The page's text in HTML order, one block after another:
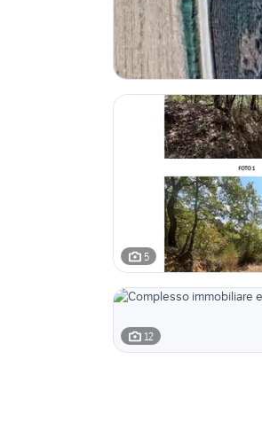
5
12